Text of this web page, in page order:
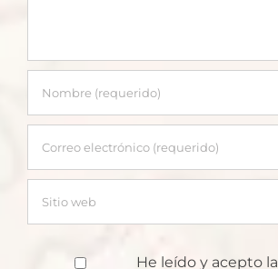
He leído y acepto la